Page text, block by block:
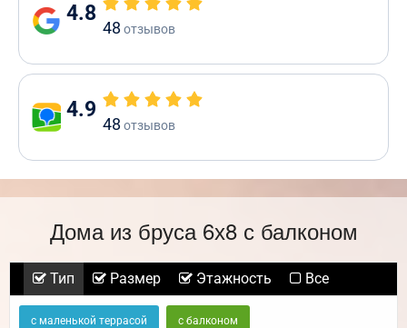
4.8
48 отзывов
4.9
48 отзывов
Дома из бруса 6х8 с балконом
Тип Размер Этажность Все
с маленькой террасой с балконом